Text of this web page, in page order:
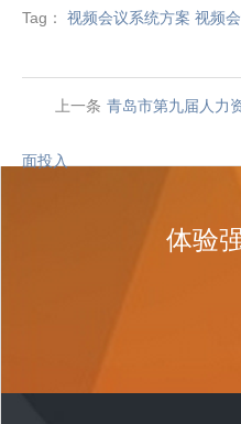
Tag： 视频会议系统方案 视频
上一条 青岛市第九届人力
面投入
体验